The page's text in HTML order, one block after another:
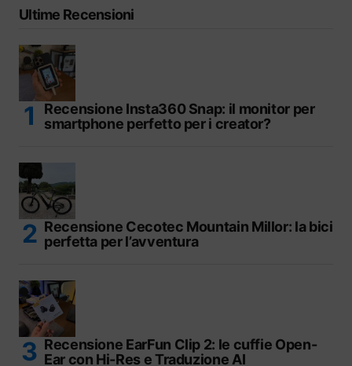
Ultime Recensioni
Recensione Insta360 Snap: il monitor per
smartphone perfetto per i creator?
Recensione Cecotec Mountain Millor: la bici
perfetta per l’avventura
Recensione EarFun Clip 2: le cuffie Open-
Ear con Hi-Res e Traduzione AI